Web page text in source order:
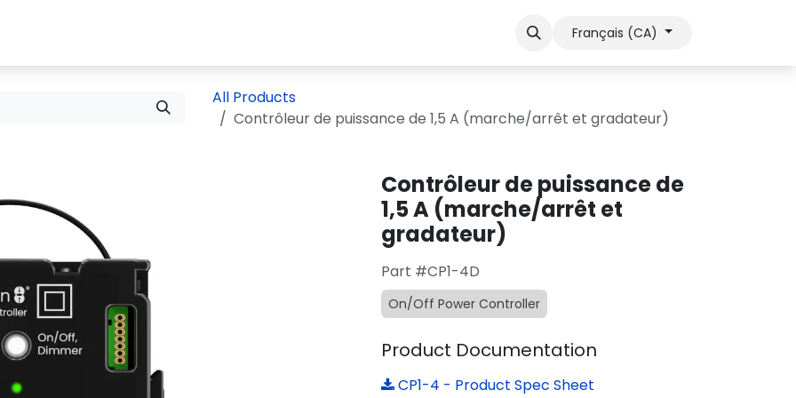
Français (CA)
All Products
Contrôleur de puissance de 1,5 A (marche/arrêt et gradateur)
Contrôleur de puissance de
1,5 A (marche/arrêt et
gradateur)
Part #CP1-4D
On/Off Power Controller
Product Documentation
CP1-4 - Product Spec Sheet